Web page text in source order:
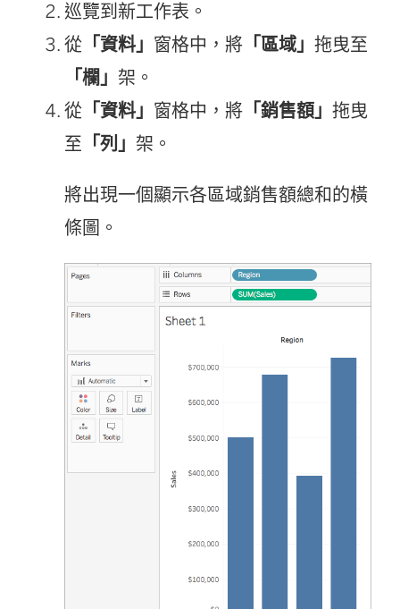
巡覽到新工作表。
從 「資料」 窗格中，將 「區域」 拖曳至
「欄」 架。
從 「資料」 窗格中，將 「銷售額」 拖曳
至 「列」 架。
將出現一個顯示各區域銷售額總和的橫
條圖。